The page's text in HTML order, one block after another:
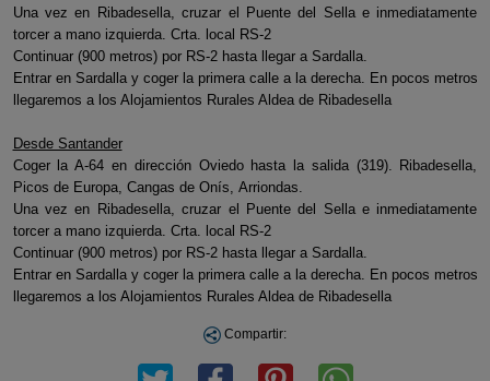
Una vez en Ribadesella, cruzar el Puente del Sella e inmediatamente
torcer a mano izquierda. Crta. local RS-2
Continuar (900 metros) por RS-2 hasta llegar a Sardalla.
Entrar en Sardalla y coger la primera calle a la derecha. En pocos metros
llegaremos a los Alojamientos Rurales Aldea de Ribadesella
Desde Santander
Coger la A-64 en dirección Oviedo hasta la salida (319). Ribadesella,
Picos de Europa, Cangas de Onís, Arriondas.
Una vez en Ribadesella, cruzar el Puente del Sella e inmediatamente
torcer a mano izquierda. Crta. local RS-2
Continuar (900 metros) por RS-2 hasta llegar a Sardalla.
Entrar en Sardalla y coger la primera calle a la derecha. En pocos metros
llegaremos a los Alojamientos Rurales Aldea de Ribadesella
Compartir: